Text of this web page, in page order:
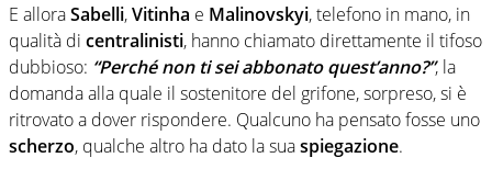
E alloraSabelli,Vitinha e Malinovskyi, telefono in mano, in
qualità di centralinisti, hanno chiamato direttamente il tifoso
dubbioso: “Perché non ti sei abbonato quest’anno?”, la
domanda alla quale il sostenitore del grifone, sorpreso, si è
ritrovato a dover rispondere. Qualcuno ha pensato fosse uno
scherzo, qualche altro ha dato la suaspiegazione.